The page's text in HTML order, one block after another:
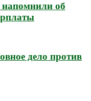
напомнили об
дело против